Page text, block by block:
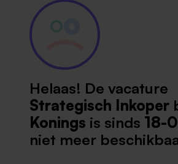
Helaas! De vacature
Strategisch Inkoper
Konings is sinds 18-
niet meer